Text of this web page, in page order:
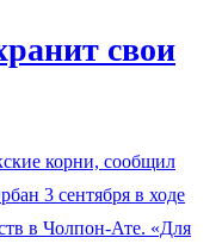
свои
корни, сообщил
3 сентября в ходе
в Чолпон-Ате. «Для